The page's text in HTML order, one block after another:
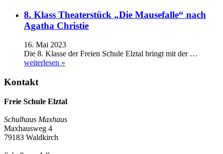
8. Klass Theaterstück „Die Mausefalle“ nach
Agatha Christie
16. Mai 2023
Die 8. Klasse der Freien Schule Elztal bringt mit der …
weiterlesen »
Kontakt
Freie Schule Elztal
Schulhaus Maxhaus
Maxhausweg 4
79183 Waldkirch